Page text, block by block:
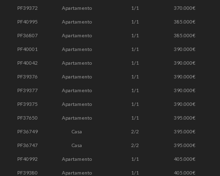
PF39372 Apartamento 1/1 370.000€
PF40995 Apartamento 1/1 385.000€
PF36807 Apartamento 1/1 385.000€
PF40001 Apartamento 1/1 390.000€
PF40042 Apartamento 1/1 390.000€
PF39376 Apartamento 1/1 390.000€
PF39377 Apartamento 1/1 390.000€
PF39375 Apartamento 1/1 390.000€
PF37650 Apartamento 1/1 395.000€
PF36749 Casa 2/2 395.000€
PF36747 Casa 2/2 395.000€
PF40992 Apartamento 1/1 405.000€
PF39380 Apartamento 1/1 405.000€